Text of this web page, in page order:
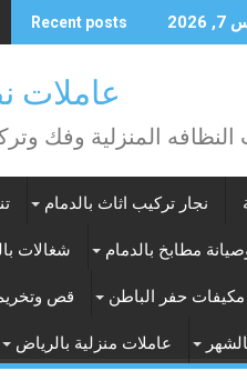
Recent posts
عاملات نظافة
المنزلية وفك
نجار تركيب اثاث بالدمام
مطابخ بالدمام شغالات
حفر الباطن قص
عاملات منزلية بالرياض